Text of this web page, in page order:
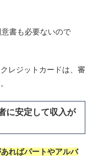
書も必要ないので
レジットカードは、審
に安定して収入が
ればパートやアルバ